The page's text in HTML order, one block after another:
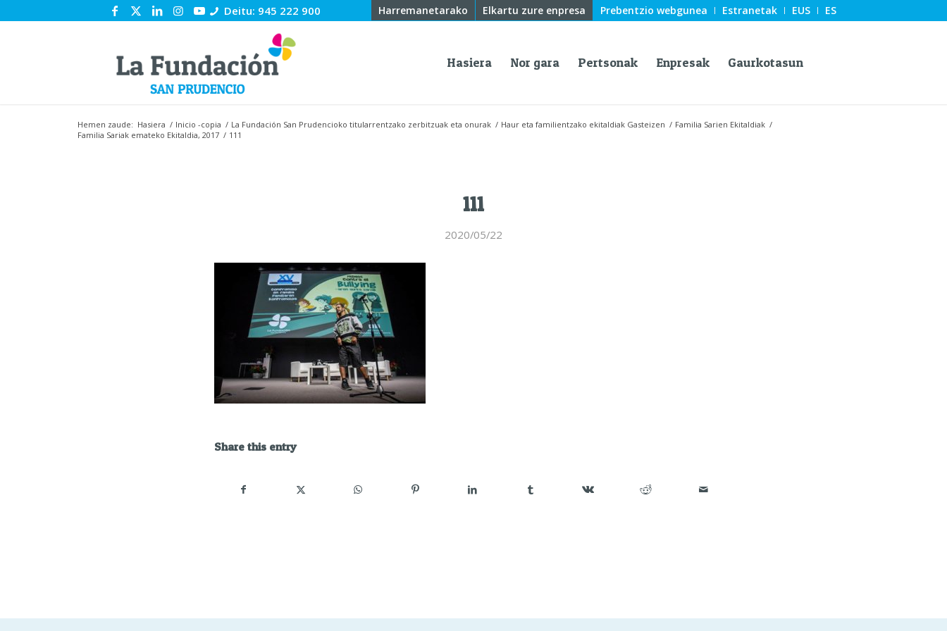
Harremanetarako Elkartu zure enpresa Prebentzio webgunea Estranetak EUS ES
Deitu: 945 222 900
Hasiera Nor gara Pertsonak Enpresak Gaurkotasun
Hemen zaude: Hasiera / Inicio -copia / La Fundación San Prudencioko titularrentzako zerbitzuak eta onurak / Haur eta familientzako ekitaldiak Gasteizen / Familia Sarien Ekitaldiak /
Familia Sariak emateko Ekitaldia, 2017 / 111
111
2020/05/22
Share this entry